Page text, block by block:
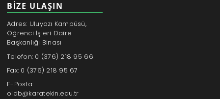
BİZE ULAŞIN
Adres: Uluyazı Kampüsü,
Öğrenci İşleri Daire
Başkanlığı Binası
Telefon: 0 (376) 218 95 66
Fax: 0 (376) 218 95 67
E-Posta:
oidb@karatekin.edu.tr